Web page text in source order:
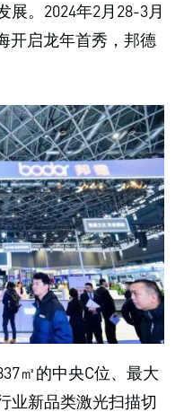
展。2024年2月28-3月
开启龙年首秀，邦德
㎡的中央C位、最大
业新品类激光扫描切